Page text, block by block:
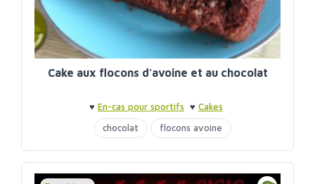
Cake aux flocons d'avoine et au chocolat
♥ En-cas pour sportifs ♥ Cakes
chocolat
flocons avoine